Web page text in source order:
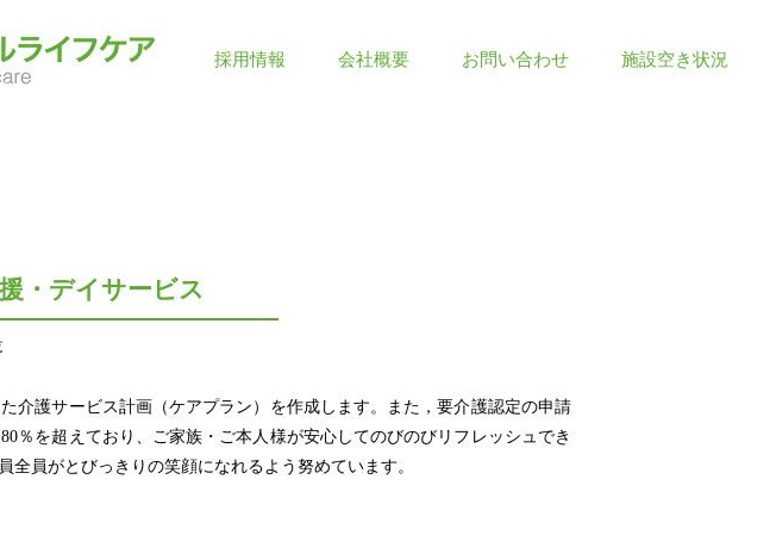
採用情報 会社概要 お問い合わせ 施設空き状況
・デイサービス
介護サービス計画（ケアプラン）を作成します。また，要介護認定の申請
％を超えており、ご家族・ご本人様が安心してのびのびリフレッシュでき
員がとびっきりの笑顔になれるよう努めています。